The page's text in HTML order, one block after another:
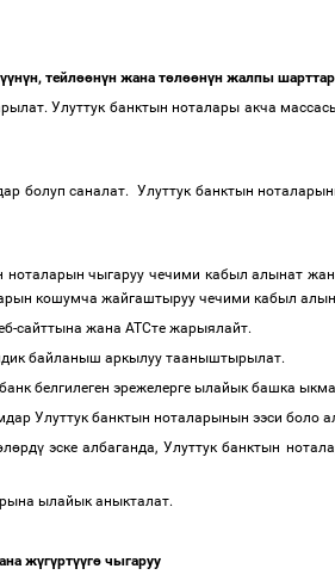
үүнүн, тейлөөнүн жана төлөөнүн жалпы
Улуттук банктын ноталары акча
болуп саналат. Улуттук банктын
чыгаруу чечими кабыл алынат
кошумча жайгаштыруу чечими кабыл
сайттына жана АТСте жарыялайт.
байланыш аркылуу тааныштырылат.
белгилеген эрежелерге ылайык башка
Улуттук банктын ноталарынын ээси боло
лөрдүэске албаганда, Улуттук банктын
ылайык аныкталат.
жүгүртүүгөчыгаруу